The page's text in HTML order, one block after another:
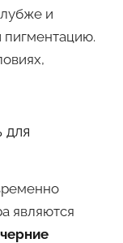
и
пигментацию.
для
являются